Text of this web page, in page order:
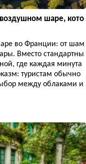
шаре, кото
во Франции: от шам
Вместо стандартны
где каждая минута
туристам обычно
между облаками и